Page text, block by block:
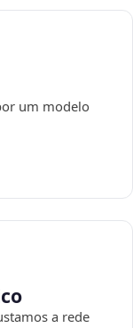
um modelo
a rede